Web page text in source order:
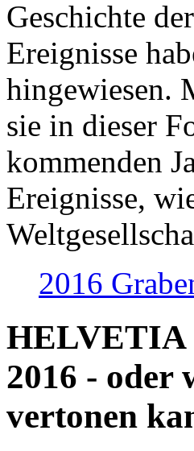
Geschichte
Ereignisse
hingewiesen.
sie in dieser
kommenden
Ereignisse,
2016
HELVETIA
2016 - oder
vertonen